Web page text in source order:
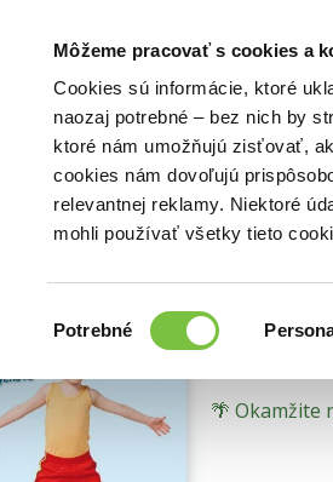
Môžeme pracovať s cookies a
Cookies sú informácie, ktoré
naozaj potrebné – bez nich by
ktoré nám umožňujú zisťovať,
cookies nám dovoľujú
relevantnej reklamy. Niektoré
mohli používať všetky tieto
súhlasu
Potrebné
Odborné a náučné knihy Knihy o
Speciální
🌴 Okamžite